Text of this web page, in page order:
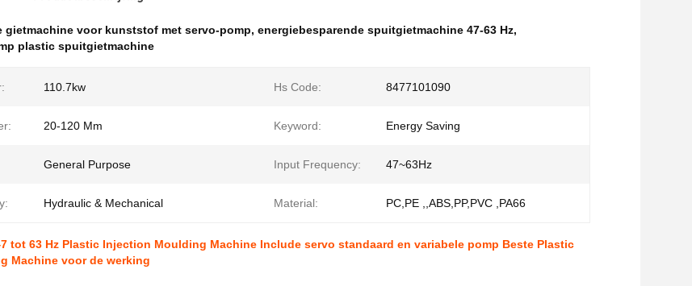
gietmachine voor kunststof met servo-pomp, energiebesparende spuitgietmachine 47-63 Hz,
plastic spuitgietmachine
110.7kw Hs Code: 8477101090
20-120 Mm Keyword: Energy Saving
General Purpose Input Frequency: 47~63Hz
Hydraulic & Mechanical Material: PC,PE ,,ABS,PP,PVC ,PA66
tot 63 Hz Plastic Injection Moulding Machine Include servo standaard en variabele pomp Beste Plastic
Machine voor de werking